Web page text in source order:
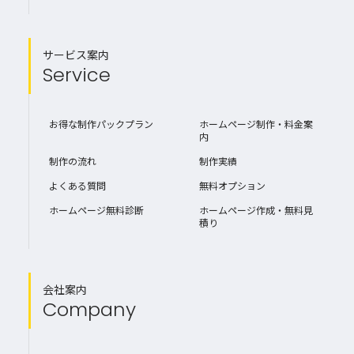
サービス案内
Service
お得な制作パックプラン
ホームページ制作・料金案
内
制作の流れ
制作実績
よくある質問
無料オプション
ホームページ無料診断
ホームページ作成・無料見
積り
会社案内
Company